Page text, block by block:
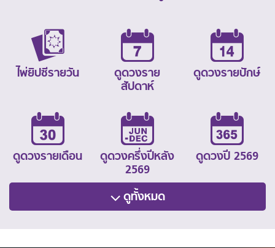
ไพ่ยิปซีรายวัน
ดูดวงราย
สัปดาห์
ดูดวงรายปักษ์
ดูดวงรายเดือน
ดูดวงครึ่งปีหลัง
2569
ดูดวงปี 2569
ดูทั้งหมด